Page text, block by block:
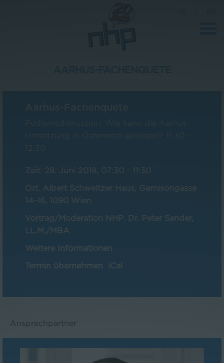
Pressebereich
Kontakt
Zeit 28. Juni 2018, 07:30
11:30
Ort
Albert Schweitzer Haus, Garnisongasse
14-16, 1090 Wien
Vortrag/Moderation NHP
Dr. Peter Sander,
LL.M./MBA
Weitere Informationen
Termin übernehmen
iCal
Ansprechpartner